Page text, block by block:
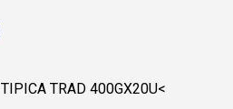
TRAD 400GX20U<